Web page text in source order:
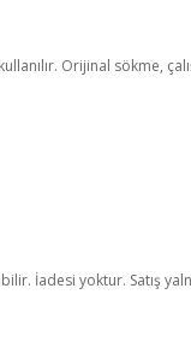
Orijinal sökme,
İadesi yoktur. Satış